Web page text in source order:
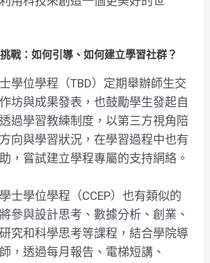
戰：如何引導、如何建立學習社群？
學位學程（TBD）定期舉辦師生交
坊與成果發表，也鼓勵學生發起自
過學習教練制度，以第三方視角陪
向與學習狀況，在學習過程中也有
，嘗試建立學程專屬的支持網絡。
士學位學程（CCEP）也有類似的
參與設計思考、數據分析、創業、
究和科學思考等課程，結合學院導
，透過每月報告、電梯短講、